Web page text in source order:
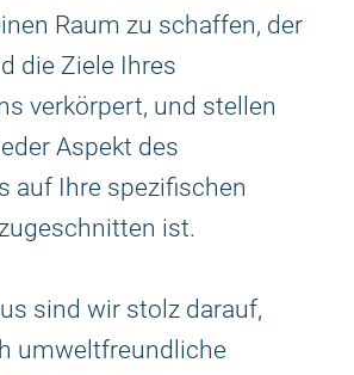
Raum zu schaffen, der
die Ziele Ihres
verkörpert, und stellen
Aspekt des
auf Ihre spezifischen
ist.
sind wir stolz darauf,
umweltfreundliche